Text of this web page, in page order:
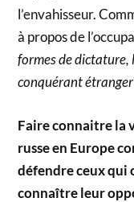
l’envahisseur.
à propos de
formes de
conquérant
Faire connaitre la
russe en Europe
défendre ceux qui
connaître leur